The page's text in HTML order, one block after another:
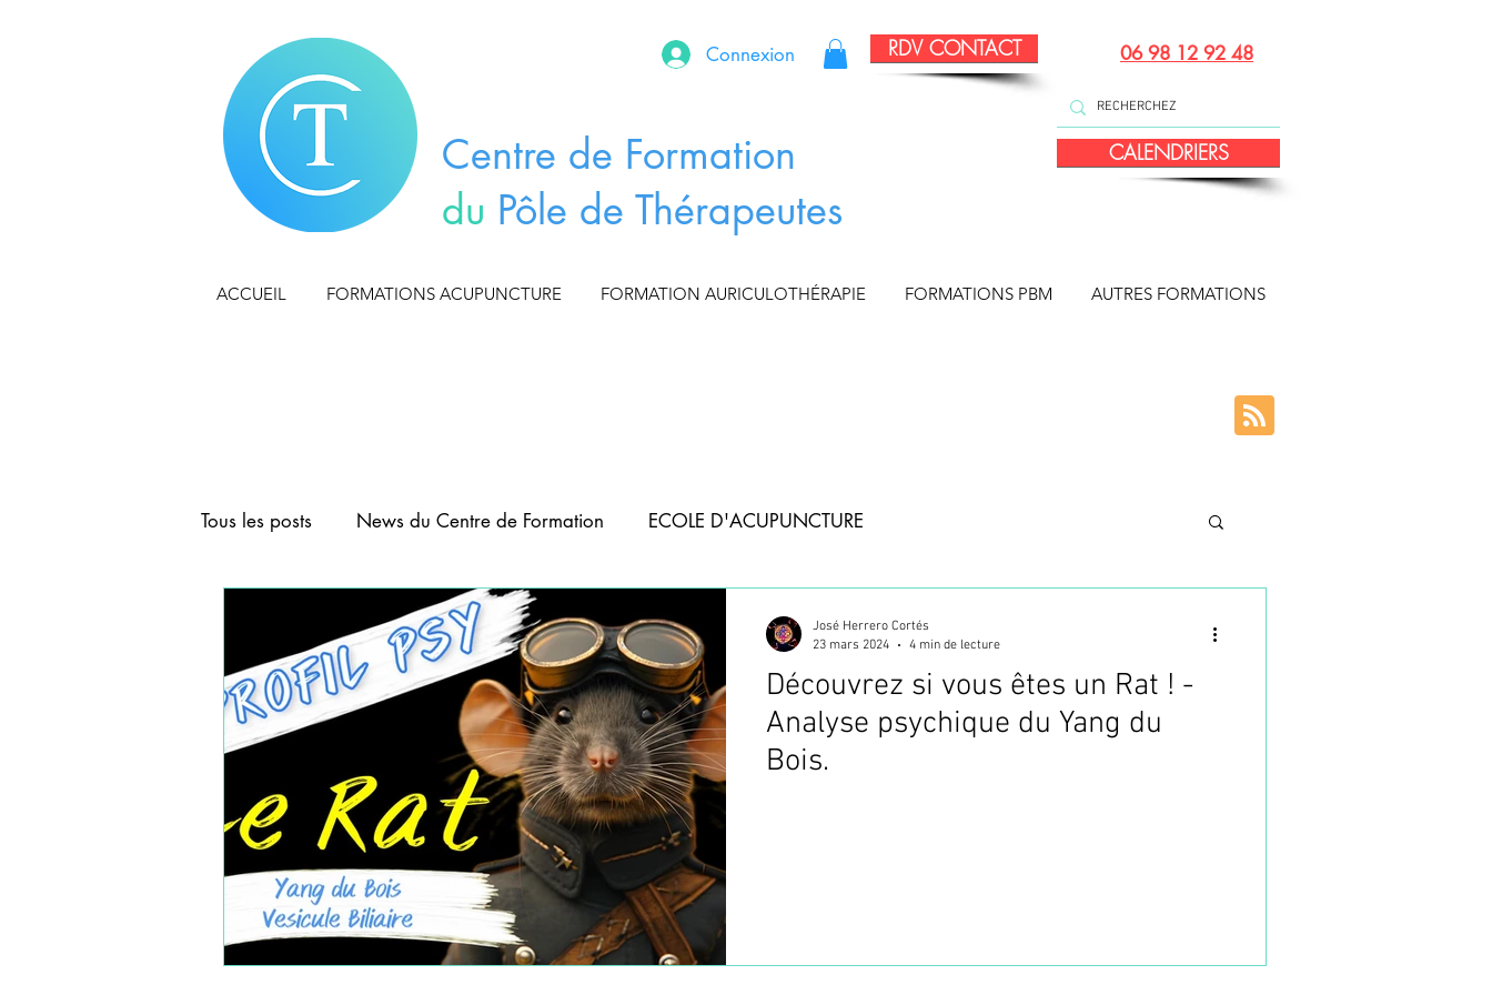
Connexion RDV CONTACT 06 98 12 92 48
Centre de Formation
du Pôle de Thérapeutes
CALENDRIERS
ACCUEIL FORMATIONS ACUPUNCTURE FORMATION AURICULOTHÉRAPIE FORMATIONS PBM AUTRES FORMATIONS
Tous les posts News du Centre de Formation ECOLE D'ACUPUNCTURE
FORMATION AURICULOTHERAPIE
FORMATION ACUPUNCTURE ABDOMINALE FORMATION PHOTOBIOMODULATION
FORMATION CRANIOACUPUNCTURE FORMATION TAPING
FORMATIONS DE BASE D'ACUPUNCTURE WEBINAIRES
FORMATIONS COURTES FORMATION ACUPUNCTURE FORMATION ACUPUNCTURE ESTHETIQUE
Découvrez si vous êtes un Rat ! -
Analyse psychique du Yang du
Bois.
José Herrero Cortés
23 mars 2024
4 min de lecture